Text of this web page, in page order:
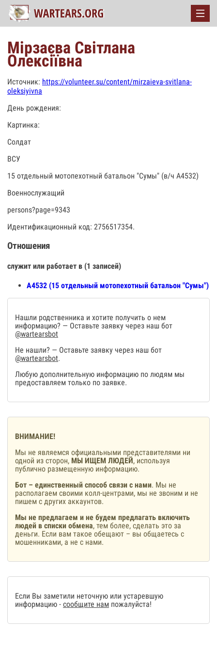
Мірзаєва Світлана
Олексіївна
Источник: https://volunteer.su/content/mirzaieva-svitlana-
oleksiyivna
День рождения:
Картинка:
Солдат
ВСУ
15 отдельный мотопехотный батальон "Сумы" (в/ч А4532)
Военнослужащий
persons?page=9343
Идентификационный код: 2756517354.
Отношения
служит или работает в (1 записей)
А4532 (15 отдельный мотопехотный батальон "Сумы")
Нашли родственника и хотите получить о нем
информацию? — Оставьте заявку через наш бот
@wartearsbot
Не нашли? — Оставьте заявку через наш бот
@wartearsbot.
Любую дополнительную информацию по людям мы
предоставляем только по заявке.
ВНИМАНИЕ!
Мы не являемся официальными представителями ни
одной из сторон, МЫ ИЩЕМ ЛЮДЕЙ, используя
публично размещенную информацию.
Бот – единственный способ связи с нами. Мы не
располагаем своими колл-центрами, мы не звоним и не
пишем с других аккаунтов.
Мы не предлагаем и не будем предлагать включить
людей в списки обмена, тем более, сделать это за
деньги. Если вам такое обещают – вы общаетесь с
мошенниками, а не с нами.
Если Вы заметили неточную или устаревшую
информацию - сообщите нам пожалуйста!